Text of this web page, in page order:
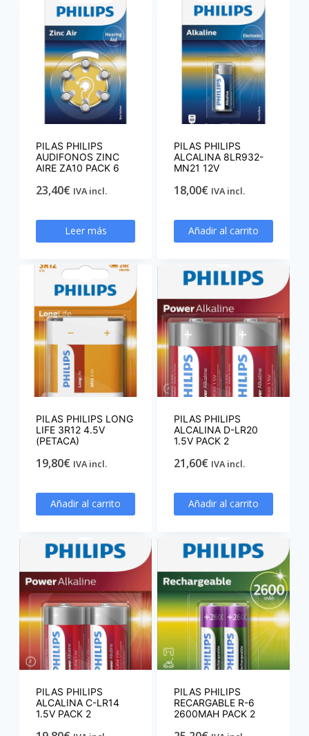
PILAS PHILIPS
AUDIFONOS ZINC
AIRE ZA10 PACK 6
23,40€ IVA incl.
Leer más
PILAS PHILIPS
ALCALINA 8LR932-
MN21 12V
18,00€ IVA incl.
Añadir al carrito
PILAS PHILIPS LONG
LIFE 3R12 4.5V
(PETACA)
19,80€ IVA incl.
Añadir al carrito
PILAS PHILIPS
ALCALINA D-LR20
1.5V PACK 2
21,60€ IVA incl.
Añadir al carrito
PILAS PHILIPS
ALCALINA C-LR14
1.5V PACK 2
PILAS PHILIPS
RECARGABLE R-6
2600MAH PACK 2